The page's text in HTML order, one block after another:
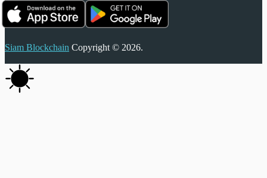
Siam Blockchain Copyright © 2026.